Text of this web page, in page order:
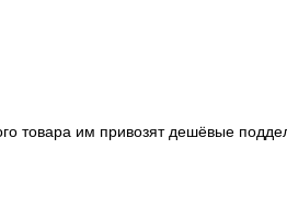
товара им привозят дешёвые